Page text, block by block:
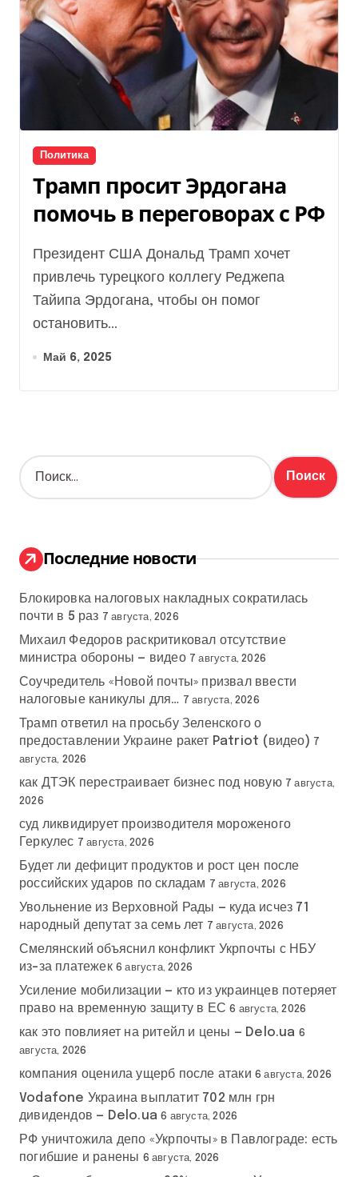
Политика
Трамп просит Эрдогана
помочь в переговорах с РФ
Президент США Дональд Трамп хочет
привлечь турецкого коллегу Реджепа
Тайипа Эрдогана, чтобы он помог
остановить...
Май 6, 2025
Н
а
:
Последние новости
Блокировка налоговых накладных сократилась
почти в 5 раз 7 августа, 2026
Михаил Федоров раскритиковал отсутствие
министра обороны — видео 7 августа, 2026
Соучредитель «Новой почты» призвал ввести
налоговые каникулы для… 7 августа, 2026
Трамп ответил на просьбу Зеленского о
предоставлении Украине ракет Patriot (видео) 7
августа, 2026
как ДТЭК перестраивает бизнес под новую 7 августа,
2026
суд ликвидирует производителя мороженого
Геркулес 7 августа, 2026
Будет ли дефицит продуктов и рост цен после
российских ударов по складам 7 августа, 2026
Увольнение из Верховной Рады — куда исчез 71
народный депутат за семь лет 7 августа, 2026
Смелянский объяснил конфликт Укрпочты с НБУ
из-за платежек 6 августа, 2026
Усиление мобилизации — кто из украинцев потеряет
право на временную защиту в ЕС 6 августа, 2026
как это повлияет на ритейл и цены — Delo.ua 6
августа, 2026
компания оценила ущерб после атаки 6 августа, 2026
Vodafone Украина выплатит 702 млн грн
дивидендов — Delo.ua 6 августа, 2026
РФ уничтожила депо «Укрпочты» в Павлограде: есть
погибшие и ранены 6 августа, 2026